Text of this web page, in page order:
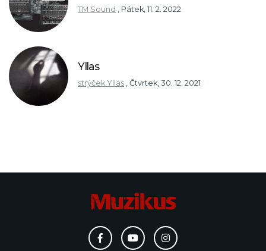
TM Sound Pátek, 11. 2. 2022
Yllas
strýček Yllas Čtvrtek, 30. 12. 2021